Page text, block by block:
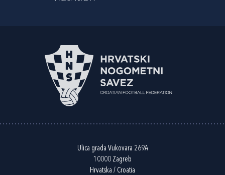
Ulica grada Vukovara 269A
10000 Zagreb
Hrvatska / Croatia